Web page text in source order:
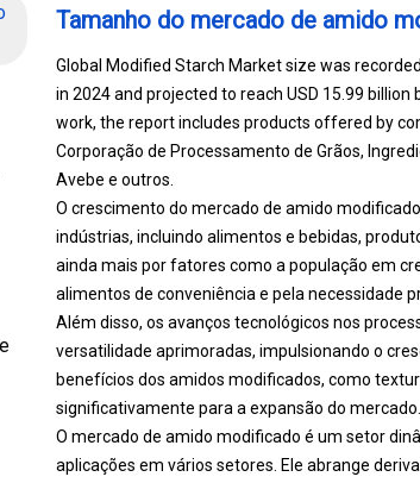
Tamanho do mercado de amido
Global Modified Starch Market size was
in 2024 and projected to reach USD 15.99
work, the report includes products offered by
Corporação de Processamento de Grãos,
Avebe e outros.
O crescimento do mercado de amido
indústrias, incluindo alimentos e bebidas,
ainda mais por fatores como a população em
alimentos de conveniência e pela necessidade
Além disso, os avanços tecnológicos nos
versatilidade aprimoradas, impulsionando o
benefícios dos amidos modificados, como
significativamente para a expansão do mercado.
O mercado de amido modificado é um setor
aplicações em vários setores. Ele abrange